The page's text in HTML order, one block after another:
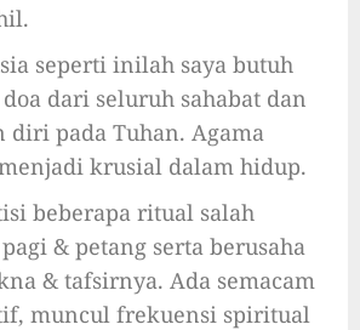
seperti inilah saya butuh
dari seluruh sahabat dan
diri pada Tuhan. Agama
krusial dalam hidup.
beberapa ritual salah
& petang serta berusaha
& tafsirnya. Ada semacam
muncul frekuensi spiritual